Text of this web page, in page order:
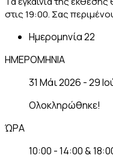
στις 19:00. Σας
Ημερομηνία22
ΗΜΕΡΟΜΗΝΙΑ
31 Μάι 2026 - 29
Ολοκληρώθηκε!
ΏΡΑ
10:00 - 14:00 &